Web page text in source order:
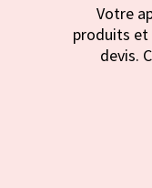
Votre
produits et
devis.